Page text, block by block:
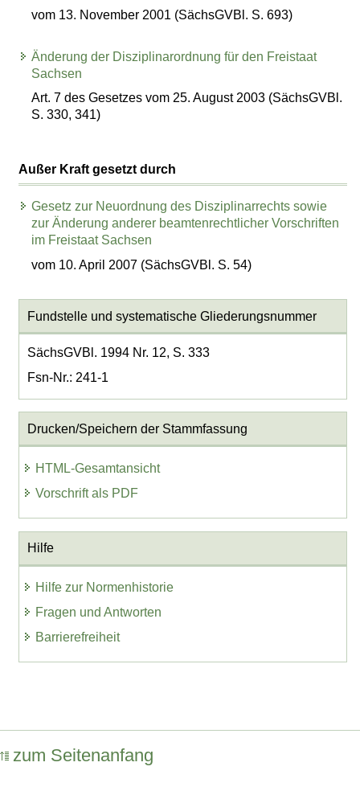
vom 13. November 2001 (SächsGVBl. S. 693)
Änderung der Disziplinarordnung für den Freistaat
Sachsen
Art. 7 des Gesetzes vom 25. August 2003 (SächsGVBl.
S. 330, 341)
Außer Kraft gesetzt durch
Gesetz zur Neuordnung des Disziplinarrechts sowie
zur Änderung anderer beamtenrechtlicher Vorschriften
im Freistaat Sachsen
vom 10. April 2007 (SächsGVBl. S. 54)
Fundstelle und systematische Gliederungsnummer
SächsGVBl. 1994 Nr. 12, S. 333
Fsn-Nr.: 241-1
Drucken/Speichern der Stammfassung
HTML-Gesamtansicht
Vorschrift als PDF
Hilfe
Hilfe zur Normenhistorie
Fragen und Antworten
Barrierefreiheit
zum Seitenanfang